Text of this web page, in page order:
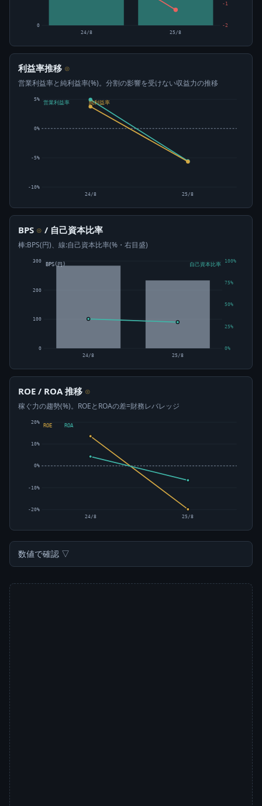
0 -2
-1
24/8 25/8
利益率推移 ⊙
営業利益率と純利益率(%)。分割の影響を受けない収益力の推移
-10%
-5%
0%
5%
営業利益率 純利益率
24/8 25/8
BPS ⊙ / 自己資本比率
棒:BPS(円)、線:自己資本比率(%・右目盛)
0
100
200
300
0%
25%
50%
75%
100%
24/8 25/8
BPS(円) 自己資本比率
ROE / ROA 推移 ⊙
稼ぐ力の趨勢(%)。ROEとROAの差=財務レバレッジ
-20%
-10%
0%
10%
20%
ROE ROA
24/8 25/8
数値で確認 ▽